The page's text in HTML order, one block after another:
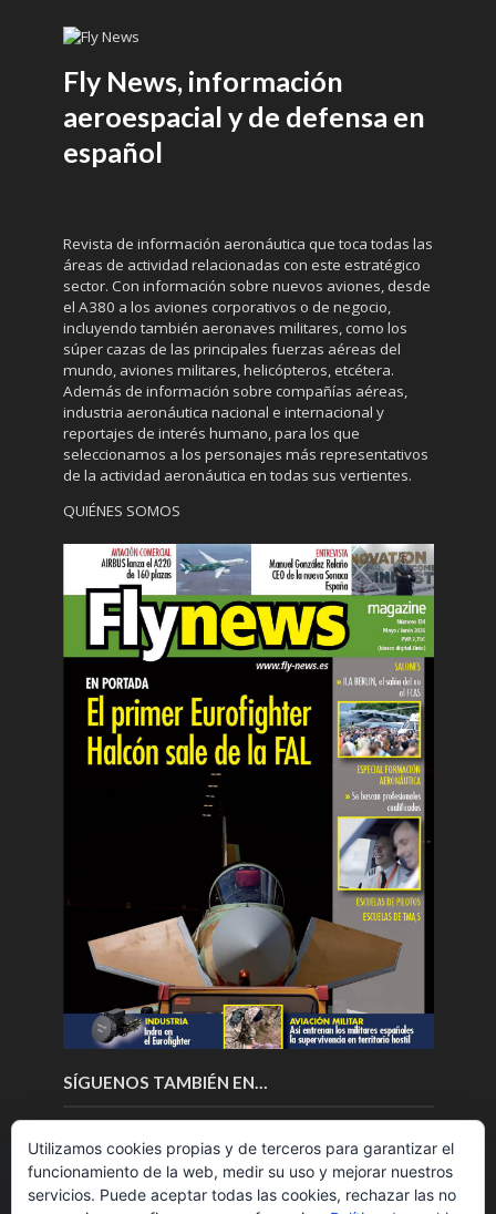
Fly News, información
aeroespacial y de defensa en
español
Revista de información aeronáutica que toca todas las
áreas de actividad relacionadas con este estratégico
sector. Con información sobre nuevos aviones, desde
el A380 a los aviones corporativos o de negocio,
incluyendo también aeronaves militares, como los
súper cazas de las principales fuerzas aéreas del
mundo, aviones militares, helicópteros, etcétera.
Además de información sobre compañías aéreas,
industria aeronáutica nacional e internacional y
reportajes de interés humano, para los que
seleccionamos a los personajes más representativos
de la actividad aeronáutica en todas sus vertientes.
QUIÉNES SOMOS
SÍGUENOS TAMBIÉN EN…
Utilizamos cookies propias y de terceros para garantizar el
funcionamiento de la web, medir su uso y mejorar nuestros
servicios. Puede aceptar todas las cookies, rechazar las no